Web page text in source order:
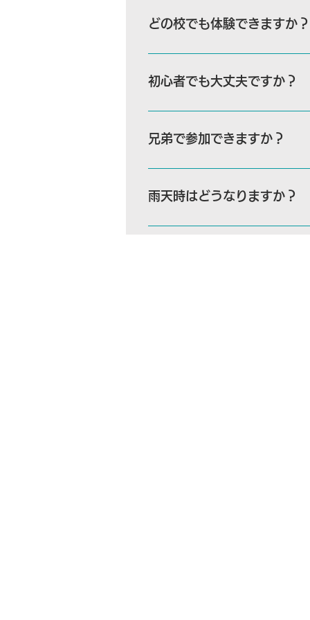
どの校でも体験できますか？
はい、どの校でも体験可能です
場合も歓迎です。
初心者でも大丈夫ですか？
もちろん大丈夫です。 ヴェル
コーチが丁寧にサポートいたし
兄弟で参加できますか？
はい、兄弟でのご参加も可能で
時間帯に開催している校舎もあ
雨天時はどうなりますか？
開始1時間前までに、開催可否